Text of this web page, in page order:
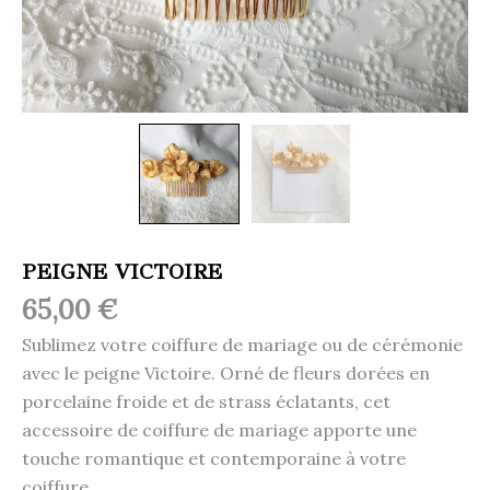
PEIGNE VICTOIRE
65,00€
Sublimez votre coiffure de mariage ou de cérémonie
avec le peigne Victoire. Orné de fleurs dorées en
porcelaine froide et de strass éclatants, cet
accessoire de coiffure de mariage apporte une
touche romantique et contemporaine à votre